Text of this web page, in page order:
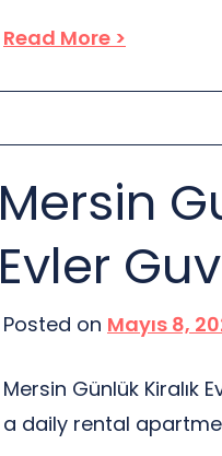
zamanın ne kadar
hissedeceksiniz.
servisleri bulunuyor.
Read More >
Mersin
Evler
Posted on Mayıs 8,
Mersin Günlük Kiralık
a daily rental